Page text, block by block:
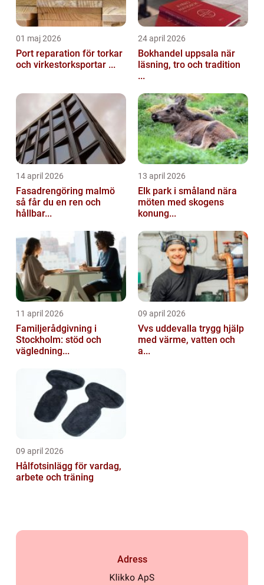
01 maj 2026
Port reparation för torkar
och virkestorksportar ...
24 april 2026
Bokhandel uppsala när
läsning, tro och tradition
...
14 april 2026
Fasadrengöring malmö
så får du en ren och
hållbar...
13 april 2026
Elk park i småland nära
möten med skogens
konung...
11 april 2026
Familjerådgivning i
Stockholm: stöd och
vägledning...
09 april 2026
Vvs uddevalla trygg hjälp
med värme, vatten och
a...
09 april 2026
Hålfotsinlägg för vardag,
arbete och träning
Adress